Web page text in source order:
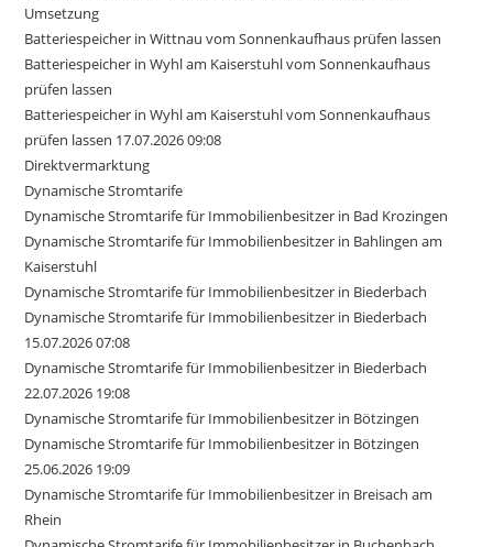
Umsetzung
Batteriespeicher in Wittnau vom Sonnenkaufhaus prüfen lassen
Batteriespeicher in Wyhl am Kaiserstuhl vom Sonnenkaufhaus
prüfen lassen
Batteriespeicher in Wyhl am Kaiserstuhl vom Sonnenkaufhaus
prüfen lassen 17.07.2026 09:08
Direktvermarktung
Dynamische Stromtarife
Dynamische Stromtarife für Immobilienbesitzer in Bad Krozingen
Dynamische Stromtarife für Immobilienbesitzer in Bahlingen am
Kaiserstuhl
Dynamische Stromtarife für Immobilienbesitzer in Biederbach
Dynamische Stromtarife für Immobilienbesitzer in Biederbach
15.07.2026 07:08
Dynamische Stromtarife für Immobilienbesitzer in Biederbach
22.07.2026 19:08
Dynamische Stromtarife für Immobilienbesitzer in Bötzingen
Dynamische Stromtarife für Immobilienbesitzer in Bötzingen
25.06.2026 19:09
Dynamische Stromtarife für Immobilienbesitzer in Breisach am
Rhein